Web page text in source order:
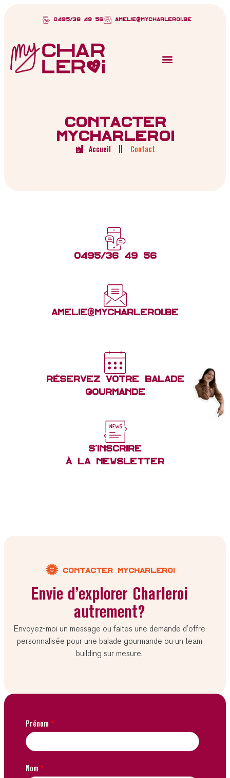
0495/36 49 56 amelie@mycharleroi.be
Contacter
MyCharleroi
Accueil Contact
0495/36 49 56
amelie@mycharleroi.be
Réservez votre balade
gourmande
S'inscrire
à la newsletter
Contacter MyCharleroi
Envie d’explorer Charleroi
autrement?
Envoyez-moi un message ou faites une demande d’offre
personnalisée pour une balade gourmande ou un team
building sur mesure.
Prénom *
Nom *